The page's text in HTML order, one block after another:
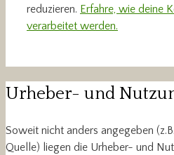
reduzieren. Erfahre, wie deine
verarbeitet werden.
Urheber- und
Soweit nicht anders angegeben
Quelle) liegen die Urheber- und